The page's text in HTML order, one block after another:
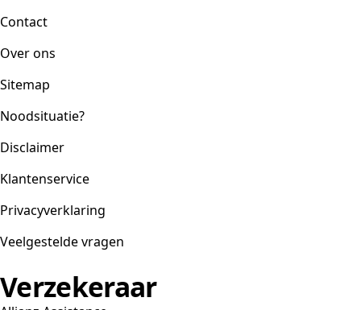
Contact
Over ons
Sitemap
Noodsituatie?
Disclaimer
Klantenservice
Privacyverklaring
Veelgestelde vragen
Verzekeraar